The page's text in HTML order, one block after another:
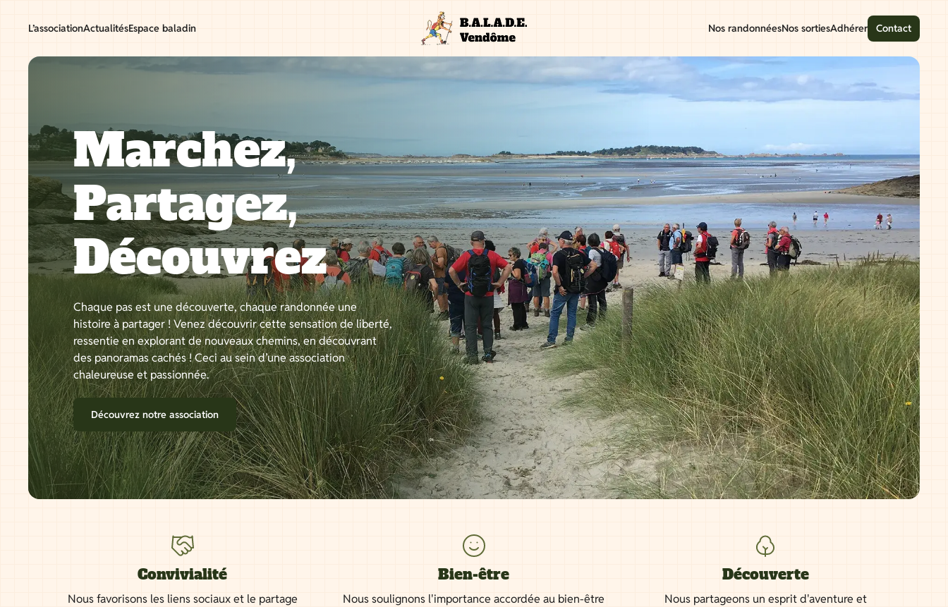
L’associationActualitésEspace baladin Nos randonnéesNos sortiesAdhérer Contact
Marchez,
Partagez,
Découvrez
Chaque pas est une découverte, chaque randonnée une
histoire à partager ! Venez découvrir cette sensation de liberté,
ressentie en explorant de nouveaux chemins, en découvrant
des panoramas cachés ! Ceci au sein d’une association
chaleureuse et passionnée.
Découvrez notre association
Convivialité
Nous favorisons les liens sociaux et le partage
Bien-être
Nous soulignons l'importance accordée au bien-être
Découverte
Nous partageons un esprit d'aventure et